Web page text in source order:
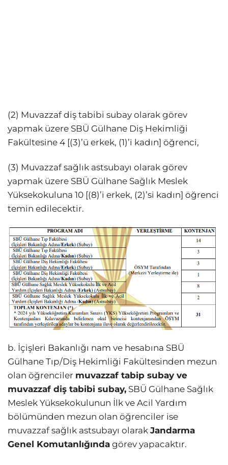
(2) Muvazzaf diş tabibi subay olarak görev
yapmak üzere SBÜ Gülhane Diş Hekimliği
Fakültesine 4 [(3)’ü erkek, (1)’i kadın] öğrenci,
(3) Muvazzaf sağlık astsubayı olarak görev
yapmak üzere SBÜ Gülhane Sağlık Meslek
Yüksekokuluna 10 [(8)’i erkek, (2)’si kadın] öğrenci
temin edilecektir.
b. İçişleri Bakanlığı nam ve hesabına SBÜ
Gülhane Tıp/Diş Hekimliği Fakültesinden mezun
olan öğrenciler muvazzaf tabip subay ve
muvazzaf diş tabibi subay, SBÜ Gülhane Sağlık
Meslek Yüksekokulunun İlk ve Acil Yardım
bölümünden mezun olan öğrenciler ise
muvazzaf sağlık astsubayı olarak Jandarma
Genel Komutanlığında görev yapacaktır.